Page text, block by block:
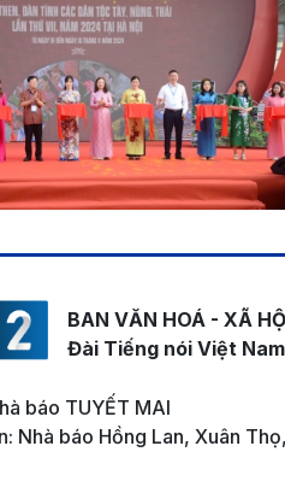
BAN VĂN HOÁ - XÃ
Đài Tiếng nói Việt Nam
báo TUYẾT MAI
Nhà báo Hồng Lan, Xuân